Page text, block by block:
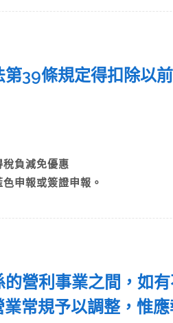
39條規定得扣除以
稅負減免優惠
申報或簽證申報。
營利事業之間，如
常規予以調整，惟